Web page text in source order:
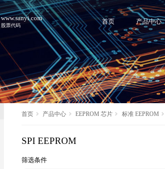
www.sanyi.com
股票代码
首页 产品中心
首页 产品中心 EEPROM 芯片 标准 EEPROM
SPI EEPROM
筛选条件